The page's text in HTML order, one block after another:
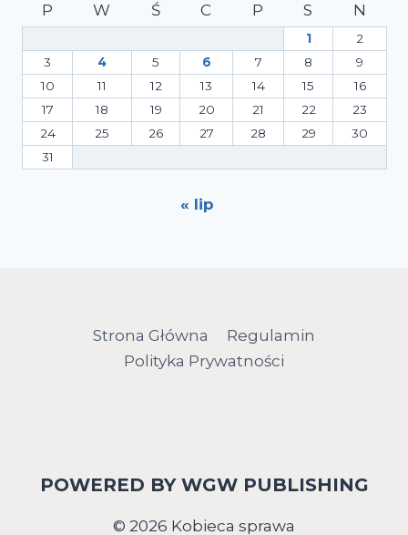
P
W Ś C P S N
1
2
3
4 5 6 7 8
9
10
11 12 13 14 15
16
17
18 19 20 21 22
23
24
25 26 27 28 29
30
31
« lip
Strona Główna
Regulamin
Polityka Prywatności
POWERED BY WGW PUBLISHING
© 2026 Kobieca sprawa